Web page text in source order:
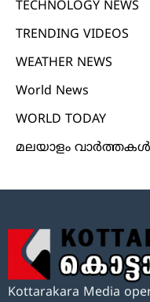
TECHNOLOGY NEWS
TRENDING VIDEOS
WEATHER NEWS
World News
WORLD TODAY
മലയാളം വാർത്തകൾ
Kottarakara Media